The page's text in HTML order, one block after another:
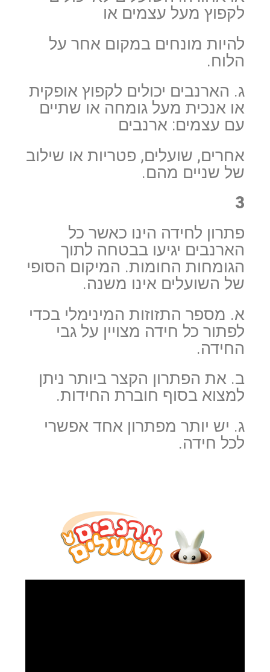
לקפוץ מעל עצמים או
להיות מונחים במקום אחר על
הלוח.
ג. הארנבים יכולים לקפוץ אופקית
או אנכית מעל גומחה או שתיים
עם עצמים: ארנבים
אחרים, שועלים, פטריות או שילוב
של שניים מהם.
3
פתרון לחידה הינו כאשר כל
הארנבים יגיעו בבטחה לתוך
הגומחות החומות. המיקום הסופי
של השועלים אינו משנה.
א. מספר התזוזות המינימלי בכדי
לפתור כל חידה מצויין על גבי
החידה.
ב. את הפתרון הקצר ביותר ניתן
למצוא בסוף חוברת החידות.
ג. יש יותר מפתרון אחד אפשרי
לכל חידה.